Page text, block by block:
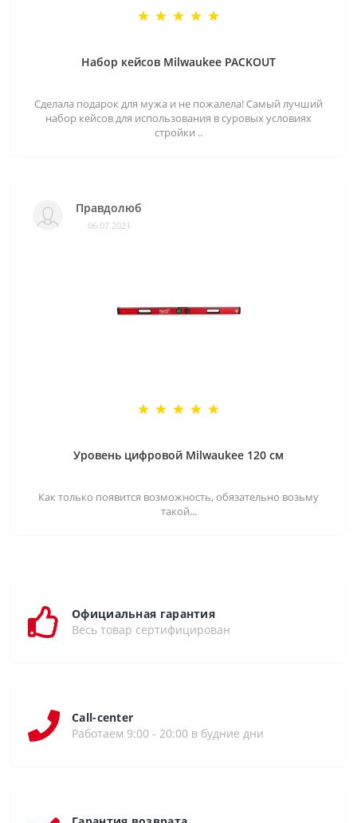
Набор кейсов Milwaukee PACKOUT
Сделала подарок для мужа и не пожалела! Самый лучший
набор кейсов для использования в суровых условиях
стройки ..
Правдолюб
06.07.2021
Уровень цифровой Milwaukee 120 см
Как только появится возможность, обязательно возьму
такой...
Официальная гарантия
Весь товар сертифицирован
Call-center
Работаем 9:00 - 20:00 в будние дни